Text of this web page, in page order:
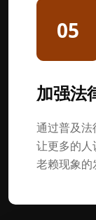
05
加强法
通过普及
让更多的
老赖现象的